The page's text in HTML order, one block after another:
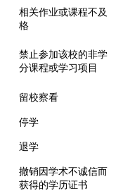
相关作业或课程不及
格
禁止参加该校的非学
分课程或学习项目
留校察看
停学
退学
撤销因学术不诚信而
获得的学历证书